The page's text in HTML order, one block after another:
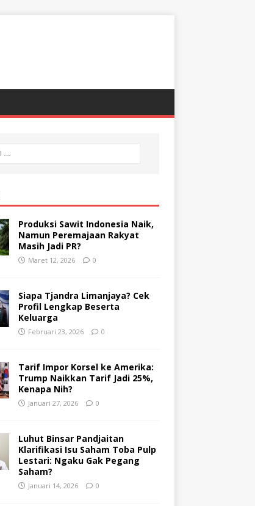
Produksi Sawit Indonesia Naik,
Namun Peremajaan Rakyat
Masih Jadi PR?
Maret 12, 2026 0
Siapa Tjandra Limanjaya? Cek
Profil Lengkap Beserta
Keluarga
Februari 23, 2026 0
Tarif Impor Korsel ke Amerika:
Trump Naikkan Tarif Jadi 25%,
Kenapa Nih?
Januari 27, 2026 0
Luhut Binsar Pandjaitan
Klarifikasi Isu Saham Toba Pulp
Lestari: Ngaku Gak Pegang
Saham?
Januari 14, 2026 0